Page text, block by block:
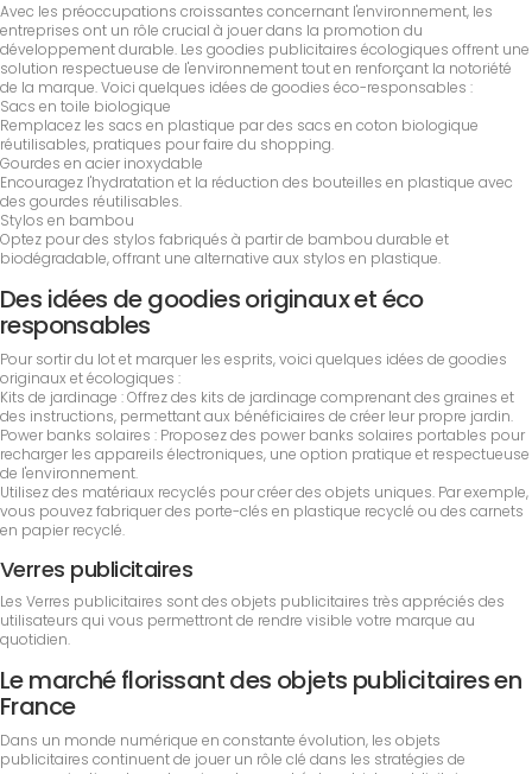
Avec les préoccupations croissantes concernant l'environnement, les
entreprises ont un rôle crucial à jouer dans la promotion du
développement durable. Les goodies publicitaires écologiques offrent une
solution respectueuse de l'environnement tout en renforçant la notoriété
de la marque. Voici quelques idées de goodies éco-responsables :
Sacs en toile biologique
Remplacez les sacs en plastique par des sacs en coton biologique
réutilisables, pratiques pour faire du shopping.
Gourdes en acier inoxydable
Encouragez l'hydratation et la réduction des bouteilles en plastique avec
des gourdes réutilisables.
Stylos en bambou
Optez pour des stylos fabriqués à partir de bambou durable et
biodégradable, offrant une alternative aux stylos en plastique.
Des idées de goodies originaux et éco
responsables
Pour sortir du lot et marquer les esprits, voici quelques idées de goodies
originaux et écologiques :
Kits de jardinage : Offrez des kits de jardinage comprenant des graines et
des instructions, permettant aux bénéficiaires de créer leur propre jardin.
Power banks solaires : Proposez des power banks solaires portables pour
recharger les appareils électroniques, une option pratique et respectueuse
de l'environnement.
Utilisez des matériaux recyclés pour créer des objets uniques. Par exemple,
vous pouvez fabriquer des porte-clés en plastique recyclé ou des carnets
en papier recyclé.
Verres publicitaires
Les Verres publicitaires sont des objets publicitaires très appréciés des
utilisateurs qui vous permettront de rendre visible votre marque au
quotidien.
Le marché florissant des objets publicitaires en
France
Dans un monde numérique en constante évolution, les objets
publicitaires continuent de jouer un rôle clé dans les stratégies de